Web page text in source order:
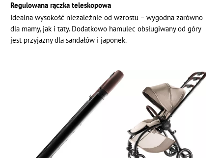
Regulowana rączka teleskopowa
Idealna wysokość niezależnie od wzrostu – wygodna zarówno
dla mamy, jak i taty. Dodatkowo hamulec obsługiwany od góry
jest przyjazny dla sandałów i japonek.